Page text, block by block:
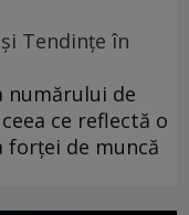
Tendințe în
numărului de
ce reflectă o
forței de muncă